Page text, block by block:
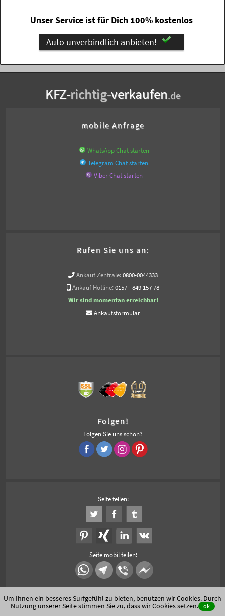
Unser Service ist für Dich 100% kostenlos
Auto unverbindlich anbieten!
KFZ-richtig-verkaufen.de
mobile Anfrage
WhatsApp Chat starten
Telegram Chat starten
Viber Chat starten
Rufen Sie uns an:
Ankauf Zentrale: 0800-0044333
Ankauf Hotline: 0157 - 849 157 78
Wir sind momentan erreichbar!
Ankaufsformular
Folgen!
Folgen Sie uns schon?
Seite teilen:
Seite mobil teilen:
Um Ihnen ein besseres Surfgefühl zu bieten, benutzen wir Cookies. Durch
Nutzung unserer Seite stimmen Sie zu,dass wir Cookies setzen. ok